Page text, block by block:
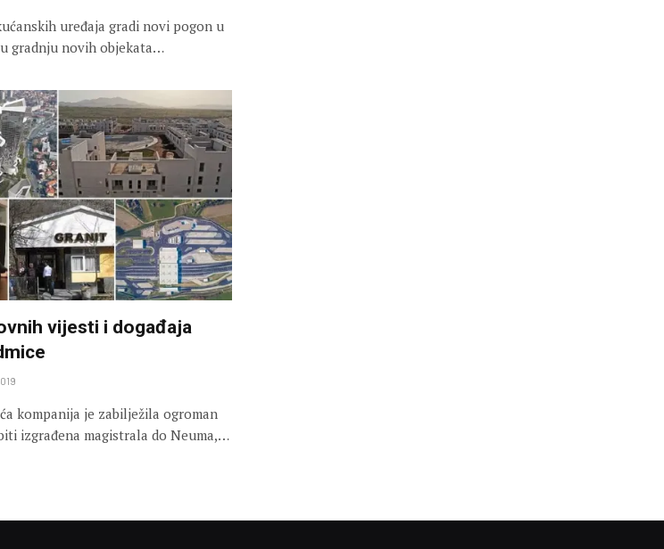
uređaja gradi novi pogon u
gradnju novih objekata…
vijesti i događaja
kompanija je zabilježila ogroman
izgrađena magistrala do Neuma,…